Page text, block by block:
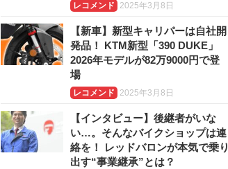
レコメンド 2025年3月8日
【新車】新型キャリパーは自社開
発品！ KTM新型「390 DUKE」
2026年モデルが82万9000円で登
場
レコメンド 2025年3月8日
【インタビュー】後継者がいな
い…。そんなバイクショップは連
絡を！ レッドバロンが本気で乗り
出す“事業継承”とは？